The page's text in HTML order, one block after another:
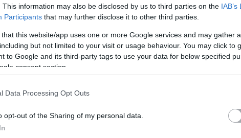
This information may also be disclosed by us to third parties on the IAB’s
Participants that may further disclose it to other third parties.
that this website/app uses one or more Google services and may gather
but not limited to your visit or usage behaviour. You may click to
to Google and its third-party tags to use your data for below specified
consent section.
Data Processing Opt Outs
opt-out of the Sharing of my personal data.